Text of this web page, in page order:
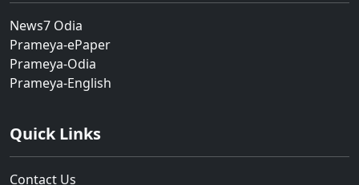
News7 Odia
Prameya-ePaper
Prameya-Odia
Prameya-English
Quick Links
Contact Us